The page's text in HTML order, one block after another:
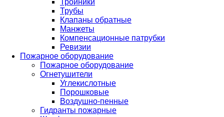
Тройники
Трубы
Клапаны обратные
Манжеты
Компенсационные патрубки
Ревизии
Пожарное оборудование
Пожарное оборудование
Огнетушители
Углекислотные
Порошковые
Воздушно-пенные
Гидранты пожарные